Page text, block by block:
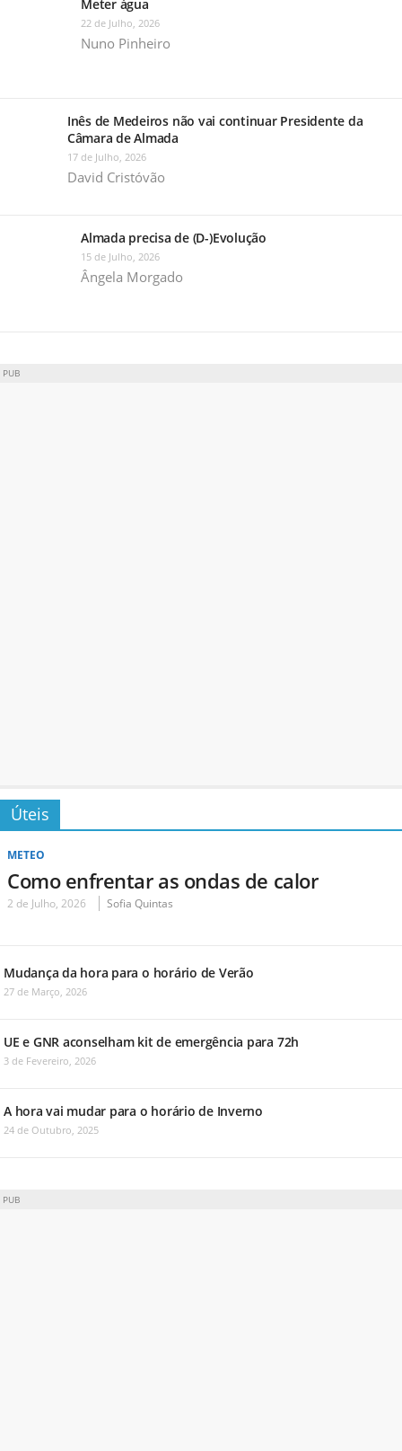
Meter água
22 de Julho, 2026
Nuno Pinheiro
Inês de Medeiros não vai continuar Presidente da
Câmara de Almada
17 de Julho, 2026
David Cristóvão
Almada precisa de (D-)Evolução
15 de Julho, 2026
Ângela Morgado
PUB
Úteis
METEO
Como enfrentar as ondas de calor
2 de Julho, 2026 Sofia Quintas
Mudança da hora para o horário de Verão
27 de Março, 2026
UE e GNR aconselham kit de emergência para 72h
3 de Fevereiro, 2026
A hora vai mudar para o horário de Inverno
24 de Outubro, 2025
PUB